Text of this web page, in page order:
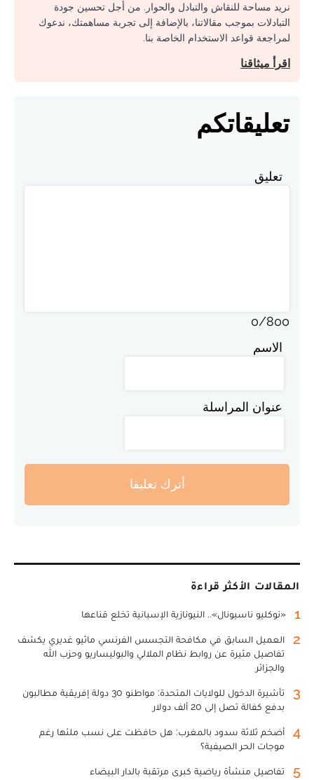
نريد مساحة للنقاش والتبادل والحوار. من أجل تحسين جودة
التبادلات بموجب مقالاتنا، بالإضافة إلى تجربة مساهمتك، ندعوك
لمراجعة قواعد الاستخدام الخاصة بنا.
اقرأ ميثاقنا
تعليقاتكم
تعليق
0/800
الاسم
عنوان المراسلة
أترك تعليقا
المقالات الأكثر قراءة
1 «نوكليو ناسيونال».. النيونازية الإسبانية تخلع قناعها
2
العميل السابق في مكافحة التجسس الفرنسي ماثيو غديري يكشف
تفاصيل مثيرة عن روابط نظام الملالي والبوليساريو وحزب الله
والجزائر
3
تأشيرة الدخول للولايات المتحدة: مواطنو 30 دولة إفريقية مطالبون
بدفع كفالة تصل إلى 20 ألف دولار
4
أضخم ثلاثة سدود بالمغرب: هل حافظت على نسب ملئها رغم
موجات الحر الصيفية؟
5 تفاصيل منشأة رياضية كبرى مرتقبة بالدار البيضاء